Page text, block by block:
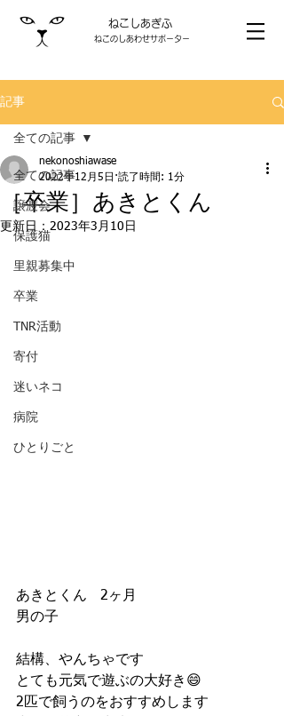
ねこしあぎふ
ねこのしあわせサポーター
記事
全ての記事
譲渡会
保護猫
里親募集中
卒業
TNR活動
寄付
迷いネコ
病院
ひとりごと
全ての記事
［卒業］あきとくん
nekonoshiawase
2022年12月5日 読了時間: 1分
更新日： 2023年3月10日
あきとくん   2ヶ月
男の子
結構、やんちゃです
とても元気で遊ぶの大好き😄
2匹で飼うのをおすすめします